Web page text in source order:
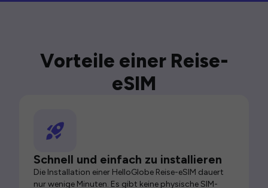
Vorteile einer Reise-
eSIM
Schnell und einfach zu installieren
Die Installation einer HelloGlobe Reise-eSIM dauert
nur wenige Minuten. Es gibt keine physische SIM-